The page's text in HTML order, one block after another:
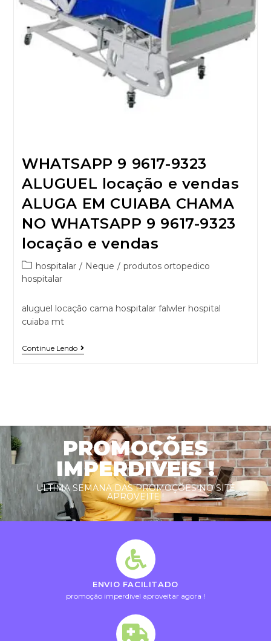
WHATSAPP 9 9617-9323
ALUGUEL locação e vendas
ALUGA EM CUIABA CHAMA
NO WHATSAPP 9 9617-9323
locação e vendas
hospitalar / Neque / produtos ortopedico
hospitalar
aluguel locação cama hospitalar falwler hospital
cuiaba mt
Continue Lendo
PROMOÇÕES
IMPERDIVEIS !
ULTIMA SEMANA DAS PROMOÇÕES NO SITE
APROVEITE !
ENVIO FACILITADO
promoção imperdivel aproveitar agora !